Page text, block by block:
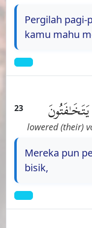
Pergilah
kamu mahu
23 يَتَخَـٰفَتُونَ
lowered (their)
Mereka pun
bisik,